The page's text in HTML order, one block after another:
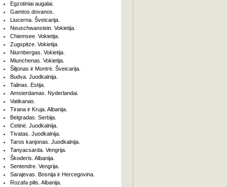
Egzotiniai augalai.
Gamtos dovanos.
Liucerna. Šveicarija.
Neuschwanstein. Vokietija.
Chiemsee. Vokietija.
Zugspitze. Vokietija.
Niurnbergas. Vokietija.
Miunchenas. Vokietija.
Šiljonas ir Montrė. Šveicarija.
Budva. Juodkalnija.
Talinas. Estija.
Amsterdamas. Nyderlandai.
Vatikanas.
Tirana ir Kruja. Albanija.
Belgradas. Serbija.
Cetinė. Juodkalnija.
Tivatas. Juodkalnija.
Taros kanjonas. Juodkalnija.
Tanyacsarda. Vengrija.
Škoderis. Albanija.
Sentendre. Vengrija.
Sarajevas. Bosnija ir Hercegovina.
Rozafa pilis. Albanija.